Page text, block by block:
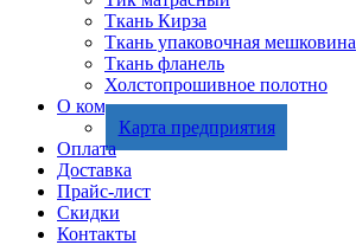
Ткань Кирза
Ткань упаковочная мешковина
Ткань фланель
Холстопрошивное полотно
О компании
Карта предприятия
Оплата
Доставка
Прайс-лист
Скидки
Контакты